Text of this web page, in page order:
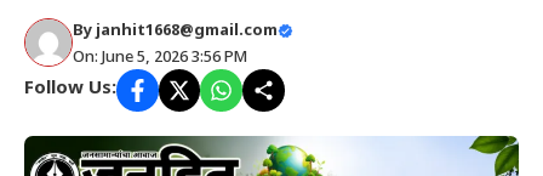
By janhit1668@gmail.com
On: June 5, 2026 3:56 PM
Follow Us: